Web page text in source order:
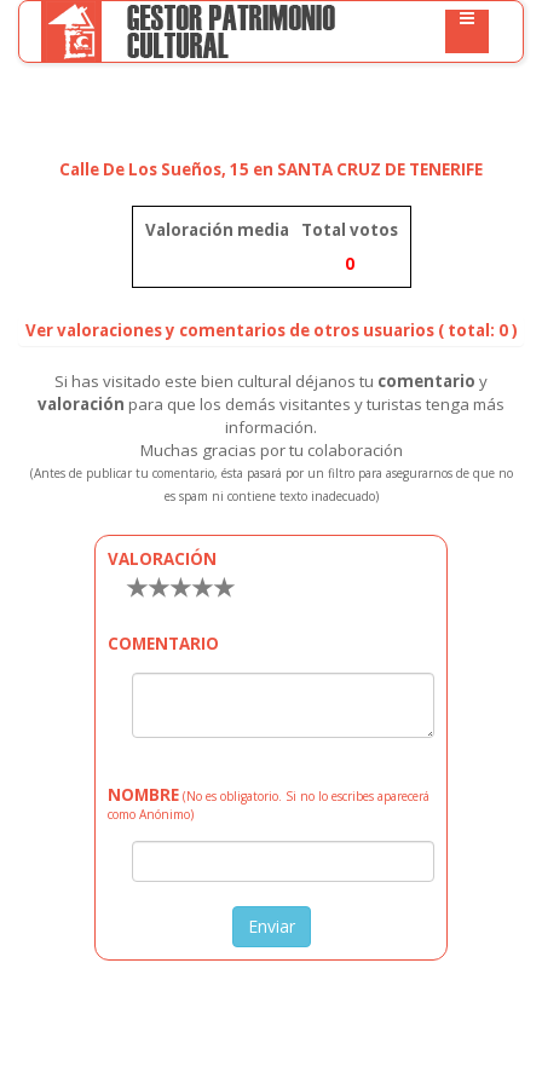
Calle De Los Sueños, 15 en SANTA CRUZ DE TENERIFE
Valoración media
Total votos
0
Ver valoraciones y comentarios de otros usuarios ( total: 0 )
Si has visitado este bien cultural déjanos tu comentario y
valoración para que los demás visitantes y turistas tenga más
información.
Muchas gracias por tu colaboración
(Antes de publicar tu comentario, ésta pasará por un filtro para asegurarnos de que no
es spam ni contiene texto inadecuado)
VALORACIÓN
★
★
★
★
★
COMENTARIO
NOMBRE (No es obligatorio. Si no lo escribes aparecerá
como Anónimo)
Enviar